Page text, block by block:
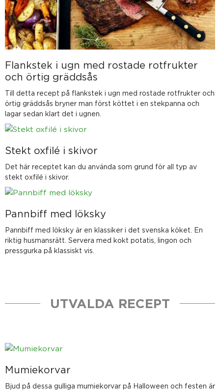
Flankstek i ugn med rostade rotfrukter
och örtig gräddsås
Till detta recept på flankstek i ugn med rostade rotfrukter och
örtig gräddsås bryner man först köttet i en stekpanna och
lagar sedan klart det i ugnen.
Stekt oxfilé i skivor
Det här receptet kan du använda som grund för all typ av
stekt oxfilé i skivor.
Pannbiff med löksky
Pannbiff med löksky är en klassiker i det svenska köket. En
riktig husmansrätt. Servera med kokt potatis, lingon och
pressgurka på klassiskt vis.
UTVALDA RECEPT
Mumiekorvar
Bjud på dessa gulliga mumiekorvar på Halloween och festen är